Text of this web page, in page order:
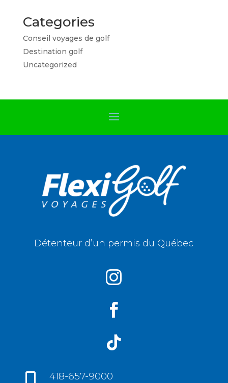
Categories
Conseil voyages de golf
Destination golf
Uncategorized
Détenteur d’un permis du Québec



418-657-9000